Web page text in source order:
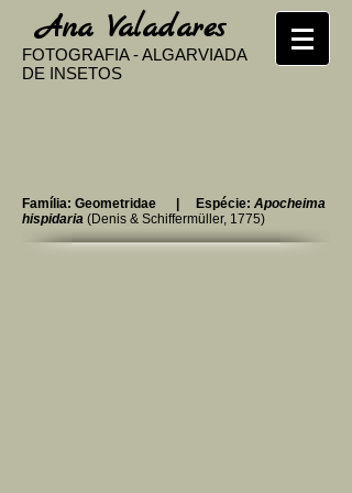
​Ana Valadares
FOTOGRAFIA - ALGARVIADA
DE INSETOS
Família: Geometridae | Espécie: Apocheima
hispidaria​ (Denis & Schiffermüller, 1775)